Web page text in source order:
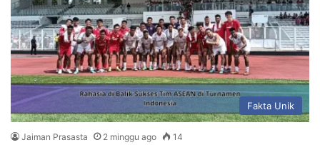
Fakta Unik
Jaiman Prasasta 2 minggu ago 14